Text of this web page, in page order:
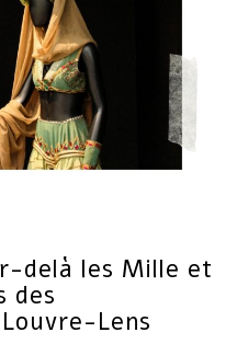
delà les Mille et
des
Lens